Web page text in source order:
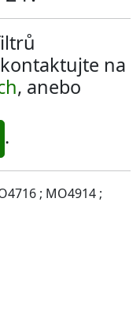
kontaktujte na
, anebo
.
; MO4914 ;